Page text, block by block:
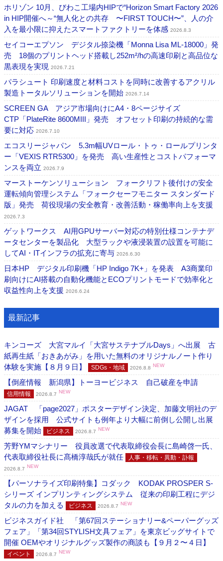
ホリゾン 10月、びわこ工場内HIPで“Horizon Smart Factory 2026
in HIP開催へ～“無人化との共存 〜FIRST TOUCH〜”、人の介
入を最小限に抑えたスマートファクトリーを体感 2026.8.3
セイコーエプソン デジタル捺染機「Monna Lisa ML-18000」発
売 18個のプリントヘッド搭載し252m²/hの高速印刷と高品位な
黒表現を実現 2026.7.21
パラシュート 印刷速度と材料コストを同時に改善するアクリル
製造トータルソリューションを開始 2026.7.14
SCREEN GA アジア市場向けにA4・8ページサイズ
CTP「PlateRite 8600MIII」発売 オフセット印刷の持続的な需
要に対応 2026.7.10
エコスリージャパン 5.3m幅UVロール・トゥ・ロールプリンタ
ー「VEXIS RTR5300」を発売 高い生産性とコストパフォーマ
ンスを両立 2026.7.9
マーストーケンソリューション フォークリフト後付けの安全
運転傾向管理システム「フォークセーフモニター スタンダード
版」発売 荷役現場の安全教育・改善活動・稼働率向上を支援
2026.7.3
ゲットワークス AI用GPUサーバー対応の特別仕様コンテナデ
ータセンターを製品化 大型ラックや液浸装置の設置を可能に
してAI・ITインフラの拡充に寄与 2026.6.30
日本HP デジタル印刷機「HP Indigo 7K+」を発表 A3商業印
刷向けにAI搭載の自動化機能とECOプリントモードで効率化と
収益性向上を支援 2026.6.24
最新記事
キンコーズ 大宮マルイ「大宮サステナブルDays」へ出展 古
紙再生紙「おきあがみ」を用いた無料のオリジナルノート作り
体験を実施【８月９日】
SDGs・地域 2026.8.8 NEW
【倒産情報 新潟県】トーヨービジネス 自己破産を申請
信用情報 2026.8.7 NEW
JAGAT 「page2027」ポスターデザイン決定、加藤文明社のデ
ザインを採用 公式サイトも例年より大幅に前倒し公開し出展
募集を開始
ビジネス 2026.8.7 NEW
芳野YMマシナリー 役員改選で代表取締役会長に島崎啓一氏、
代表取締役社長に髙橋淳哉氏が就任
人事・移転・異動・訃報
2026.8.7 NEW
【パーソナライズ印刷特集】コダック KODAK PROSPER S-
シリーズ インプリンティングシステム 従来の印刷工程にデジ
タルの力を加える
ビジネス 2026.8.7 NEW
ビジネスガイド社 「第67回ステーショナリー&ペーパーグッズ
フェア」「第34回STYLISH文具フェア」を東京ビッグサイトで
開催 OEMやオリジナルグッズ製作の商談も【９月２〜４日】
イベント 2026.8.7 NEW